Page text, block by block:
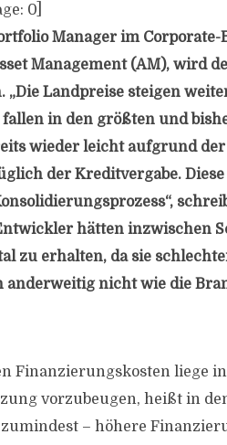
0
Manager im Corporate-
Management (AM), wird
Landpreise steigen
fallen in den größten und
wieder leicht aufgrund
der Kreditvergabe.
hätten inzwischen
zu erhalten, da sie
anderweitig nicht wie die
Finanzierungskosten liege
vorzubeugen, heißt in
– höhere